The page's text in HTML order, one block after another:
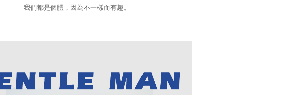
我們都是個體，因為不一樣而有趣。